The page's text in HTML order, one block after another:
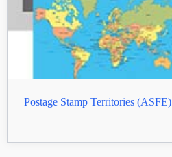
Postage Stamp Territories (ASFE)